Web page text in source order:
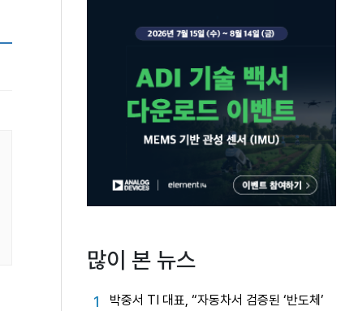
많이 본 뉴스
1
박중서 TI 대표, “자동차서 검증된 ‘반도체’